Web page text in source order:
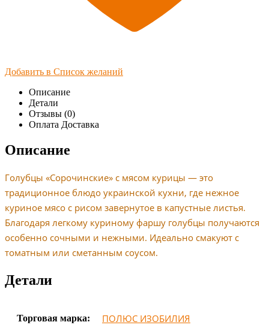
Добавить в Список желаний
Описание
Детали
Отзывы (0)
Оплата Доставка
Описание
Голубцы «Сорочинские» с мясом курицы — это
традиционное блюдо украинской кухни, где нежное
куриное мясо с рисом завернутое в капустные листья.
Благодаря легкому куриному фаршу голубцы получаются
особенно сочными и нежными. Идеально смакуют с
томатным или сметанным соусом.
Детали
Торговая марка: ПОЛЮС ИЗОБИЛИЯ